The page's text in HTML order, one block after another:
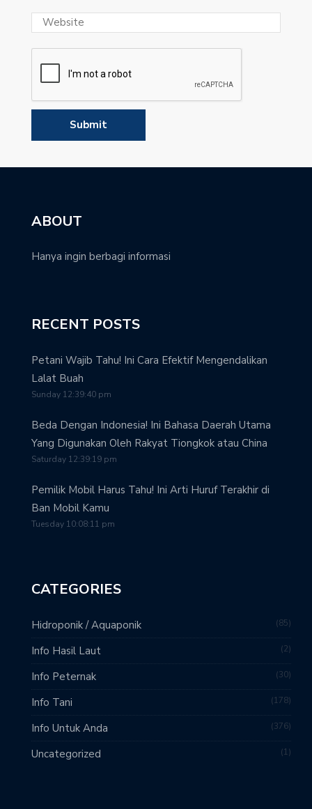
ABOUT
Hanya ingin berbagi informasi
RECENT POSTS
Petani Wajib Tahu! Ini Cara Efektif Mengendalikan
Lalat Buah
Sunday 12:39:40 pm
Beda Dengan Indonesia! Ini Bahasa Daerah Utama
Yang Digunakan Oleh Rakyat Tiongkok atau China
Saturday 12:39:19 pm
Pemilik Mobil Harus Tahu! Ini Arti Huruf Terakhir di
Ban Mobil Kamu
Tuesday 10:08:11 pm
CATEGORIES
Hidroponik / Aquaponik 85
Info Hasil Laut 2
Info Peternak 30
Info Tani 178
Info Untuk Anda 376
Uncategorized 1